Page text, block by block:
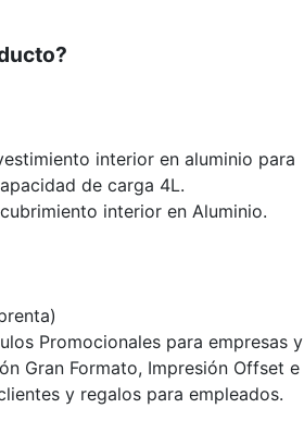
interior en aluminio para
de carga 4L.
interior en Aluminio.
Promocionales para empresas y
Gran Formato, Impresión Offset e
y regalos para empleados.